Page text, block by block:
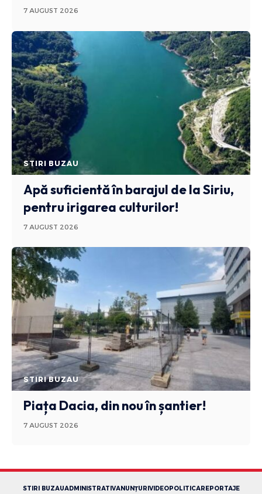
7 AUGUST 2026
STIRI BUZAU
Apă suficientă în barajul de la Siriu,
pentru irigarea culturilor!
7 AUGUST 2026
STIRI BUZAU
Piața Dacia, din nou în șantier!
7 AUGUST 2026
STIRI BUZAUADMINISTRATIVANUNȚURI VIDEOPOLITICAREPORTAJE